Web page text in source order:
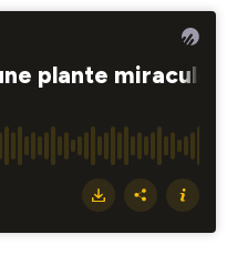
plante